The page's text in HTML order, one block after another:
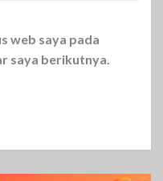
web saya pada
saya berikutnya.